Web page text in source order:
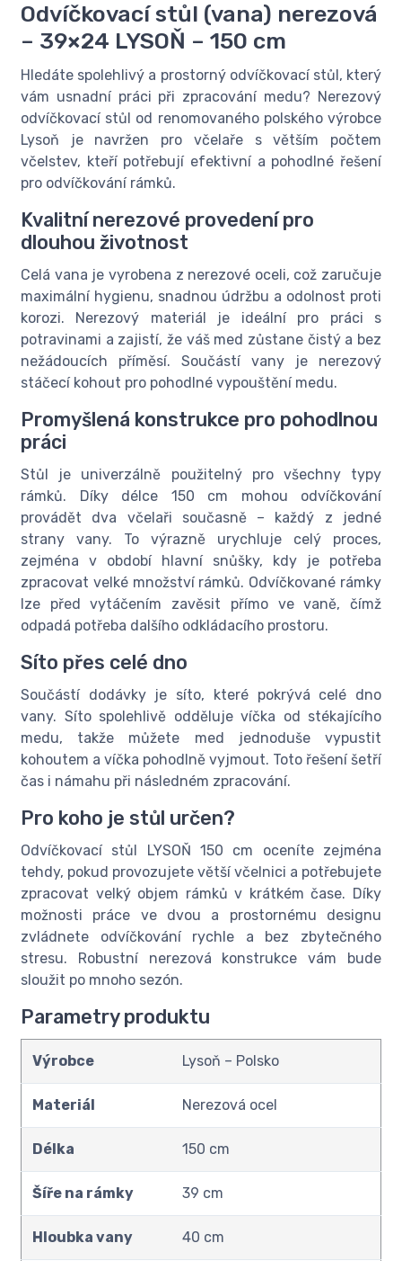
Odvíčkovací stůl (vana) nerezová
– 39×24 LYSOŇ – 150 cm
Hledáte spolehlivý a prostorný odvíčkovací stůl, který
vám usnadní práci při zpracování medu? Nerezový
odvíčkovací stůl od renomovaného polského výrobce
Lysoň je navržen pro včelaře s větším počtem
včelstev, kteří potřebují efektivní a pohodlné řešení
pro odvíčkování rámků.
Kvalitní nerezové provedení pro
dlouhou životnost
Celá vana je vyrobena z nerezové oceli, což zaručuje
maximální hygienu, snadnou údržbu a odolnost proti
korozi. Nerezový materiál je ideální pro práci s
potravinami a zajistí, že váš med zůstane čistý a bez
nežádoucích příměsí. Součástí vany je nerezový
stáčecí kohout pro pohodlné vypouštění medu.
Promyšlená konstrukce pro pohodlnou
práci
Stůl je univerzálně použitelný pro všechny typy
rámků. Díky délce 150 cm mohou odvíčkování
provádět dva včelaři současně – každý z jedné
strany vany. To výrazně urychluje celý proces,
zejména v období hlavní snůšky, kdy je potřeba
zpracovat velké množství rámků. Odvíčkované rámky
lze před vytáčením zavěsit přímo ve vaně, čímž
odpadá potřeba dalšího odkládacího prostoru.
Síto přes celé dno
Součástí dodávky je síto, které pokrývá celé dno
vany. Síto spolehlivě odděluje víčka od stékajícího
medu, takže můžete med jednoduše vypustit
kohoutem a víčka pohodlně vyjmout. Toto řešení šetří
čas i námahu při následném zpracování.
Pro koho je stůl určen?
Odvíčkovací stůl LYSOŇ 150 cm oceníte zejména
tehdy, pokud provozujete větší včelnici a potřebujete
zpracovat velký objem rámků v krátkém čase. Díky
možnosti práce ve dvou a prostornému designu
zvládnete odvíčkování rychle a bez zbytečného
stresu. Robustní nerezová konstrukce vám bude
sloužit po mnoho sezón.
Parametry produktu
Výrobce Lysoň – Polsko
Materiál Nerezová ocel
Délka 150 cm
Šíře na rámky 39 cm
Hloubka vany 40 cm